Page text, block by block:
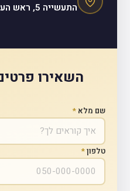
התעשייה 5, ראש העין
השאירו
שם מלא*
טלפון*